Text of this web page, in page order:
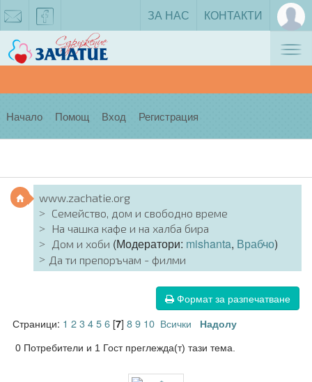
facebook
ЗА НАС КОНТАКТИ
Начало Помощ Вход Регистрация
www.zachatie.org
Семейство, дом и свободно време
На чашка кафе и на халба бира
Дом и хоби (Модератори: mishanta, Врабчо)
Да ти препоръчам - филми
Формат за разпечатване
Страници: 1 23456[7] 89 10 Всички Надолу
0 Потребители и 1 Гост преглежда(т) тази тема.